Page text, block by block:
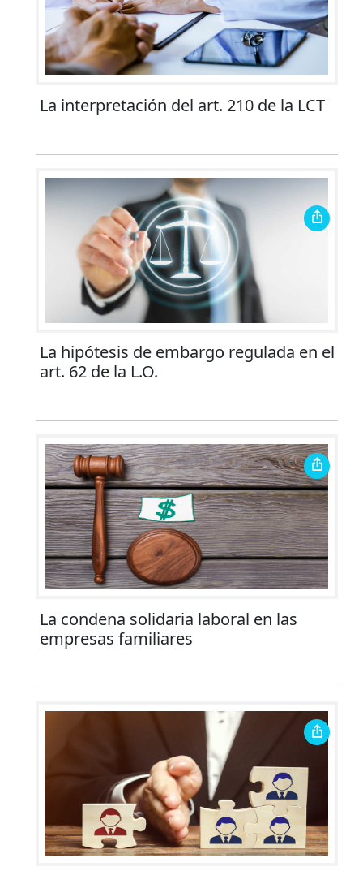
La interpretación del art. 210 de la LCT
La hipótesis de embargo regulada en el
art. 62 de la L.O.
La condena solidaria laboral en las
empresas familiares